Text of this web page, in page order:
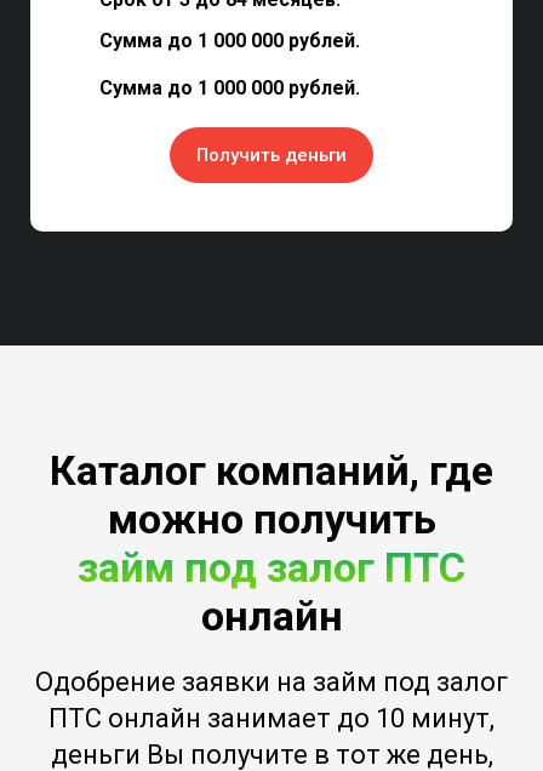
Сумма до 1 000 000 рублей.
Сумма до 1 000 000 рублей.
Получить деньги
Каталог компаний, где
можно получить
займ под залог ПТС
онлайн
Одобрение заявки на займ под залог
ПТС онлайн занимает до 10 минут,
деньги Вы получите в тот же день,